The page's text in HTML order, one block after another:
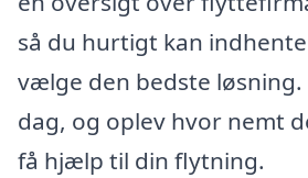
så du hurtigt kan
vælge den bedste
dag, og oplev hvor nemt
få hjælp til din flytning.